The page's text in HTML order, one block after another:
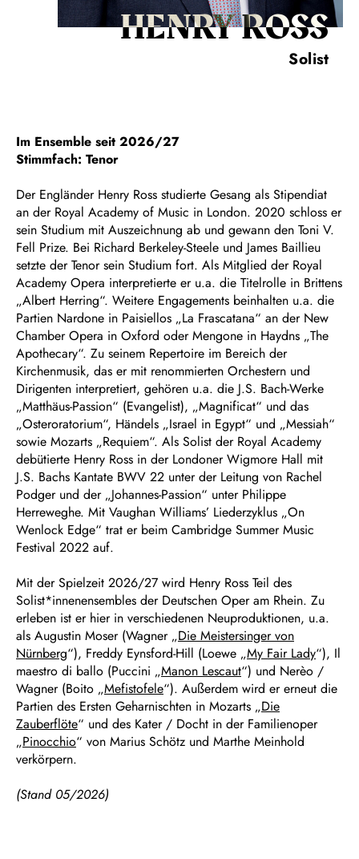
HENRY ROSS
Solist
Im Ensemble seit 2026/27
Stimmfach: Tenor
Der Engländer Henry Ross studierte Gesang als Stipendiat
an der Royal Academy of Music in London. 2020 schloss er
sein Studium mit Auszeichnung ab und gewann den Toni V.
Fell Prize. Bei Richard Berkeley-Steele und James Baillieu
setzte der Tenor sein Studium fort. Als Mitglied der Royal
Academy Opera interpretierte er u.a. die Titelrolle in Brittens
„Albert Herring“. Weitere Engagements beinhalten u.a. die
Partien Nardone in Paisiellos „La Frascatana“ an der New
Chamber Opera in Oxford oder Mengone in Haydns „The
Apothecary“. Zu seinem Repertoire im Bereich der
Kirchenmusik, das er mit renommierten Orchestern und
Dirigenten interpretiert, gehören u.a. die J.S. Bach-Werke
„Matthäus-Passion“ (Evangelist), „Magnificat“ und das
„Osteroratorium“, Händels „Israel in Egypt“ und „Messiah“
sowie Mozarts „Requiem“. Als Solist der Royal Academy
debütierte Henry Ross in der Londoner Wigmore Hall mit
J.S. Bachs Kantate BWV 22 unter der Leitung von Rachel
Podger und der „Johannes-Passion“ unter Philippe
Herreweghe. Mit Vaughan Williams’ Liederzyklus „On
Wenlock Edge“ trat er beim Cambridge Summer Music
Festival 2022 auf.
Mit der Spielzeit 2026/27 wird Henry Ross Teil des
Solist*innenensembles der Deutschen Oper am Rhein. Zu
erleben ist er hier in verschiedenen Neuproduktionen, u.a.
als Augustin Moser (Wagner „Die Meistersinger von
Nürnberg“), Freddy Eynsford-Hill (Loewe „My Fair Lady“), Il
maestro di ballo (Puccini „Manon Lescaut“) und Nerèo /
Wagner (Boito „Mefistofele“). Außerdem wird er erneut die
Partien des Ersten Geharnischten in Mozarts „Die
Zauberflöte“ und des Kater / Docht in der Familienoper
„Pinocchio“ von Marius Schötz und Marthe Meinhold
verkörpern.
(Stand 05/2026)